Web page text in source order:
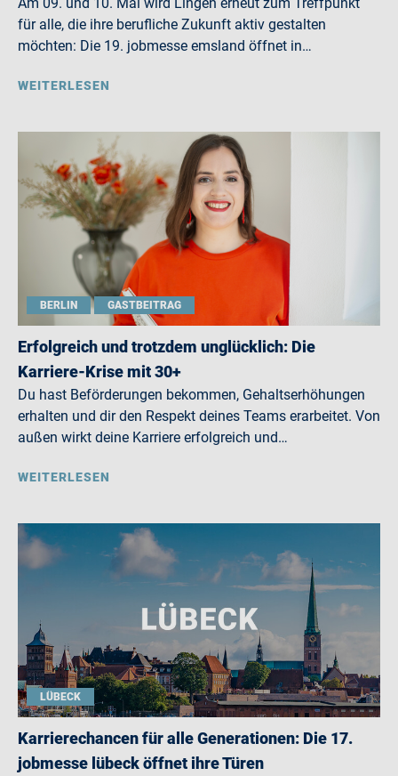
für alle, die ihre berufliche Zukunft aktiv gestalten
möchten: Die 19. jobmesse emsland öffnet in…
WEITERLESEN
BERLIN GASTBEITRAG
Erfolgreich und trotzdem unglücklich: Die
Karriere-Krise mit 30+
Du hast Beförderungen bekommen, Gehaltserhöhungen
erhalten und dir den Respekt deines Teams erarbeitet. Von
außen wirkt deine Karriere erfolgreich und…
WEITERLESEN
LÜBECK
Karrierechancen für alle Generationen: Die 17.
jobmesse lübeck öffnet ihre Türen